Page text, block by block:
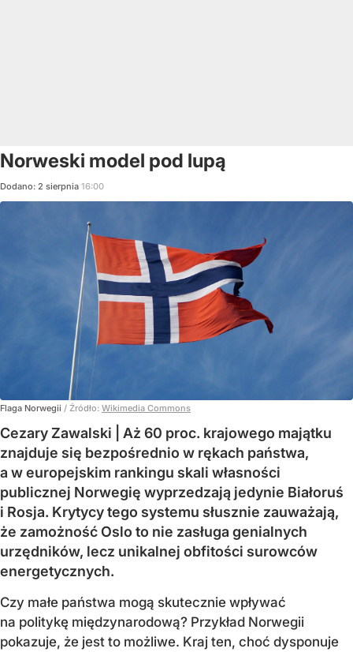
Norweski model pod lupą
Dodano: 2 sierpnia 16:00
Flaga Norwegii / Źródło: Wikimedia Commons
Cezary Zawalski | Aż 60 proc. krajowego majątku
znajduje się bezpośrednio w rękach państwa,
a w europejskim rankingu skali własności
publicznej Norwegię wyprzedzają jedynie Białoruś
i Rosja. Krytycy tego systemu słusznie zauważają,
że zamożność Oslo to nie zasługa genialnych
urzędników, lecz unikalnej obfitości surowców
energetycznych.
Czy małe państwa mogą skutecznie wpływać
na politykę międzynarodową? Przykład Norwegii
pokazuje, że jest to możliwe. Kraj ten, choć dysponuje